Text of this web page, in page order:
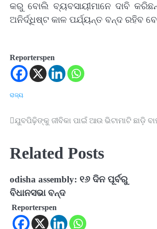
କରୁ ବୋଲି ବ୍ୟବସାୟୀମାନେ ଦାବି
ଅନିର୍ଦ୍ଧିଷ୍ଟ କାଳ ପର୍ଯ୍ୟନ୍ତ ବନ୍ଦ ରହିବ
Reporterspen
ରାଜ୍ୟ
Post
ଯୁବପିଢ଼ିଙ୍କୁ ଜୀବିକା ପାଇଁ ଆଉ ଭିଟାମାଟି ଛାଡ଼ି
Related Posts
odisha assembly: ୧୬ ଦିନ ପୂର୍ବରୁ
ବିଧାନସଭା ବନ୍ଦ
Reporterspen